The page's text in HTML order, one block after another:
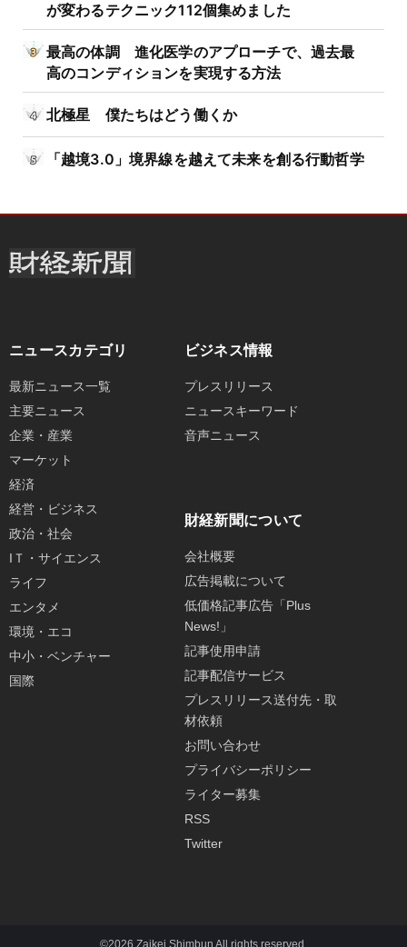
が変わるテクニック112個集めました
最高の体調 進化医学のアプローチで、過去最
高のコンディションを実現する方法
北極星 僕たちはどう働くか
「越境3.0」境界線を越えて未来を創る行動哲学
ニュースカテゴリ
最新ニュース一覧
主要ニュース
企業・産業
マーケット
経済
経営・ビジネス
政治・社会
IＴ・サイエンス
ライフ
エンタメ
環境・エコ
中小・ベンチャー
国際
ビジネス情報
プレスリリース
ニュースキーワード
音声ニュース
財経新聞について
会社概要
広告掲載について
低価格記事広告「Plus
News!」
記事使用申請
記事配信サービス
プレスリリース送付先・取
材依頼
お問い合わせ
プライバシーポリシー
ライター募集
RSS
Twitter
©2026 Zaikei Shimbun All rights reserved.